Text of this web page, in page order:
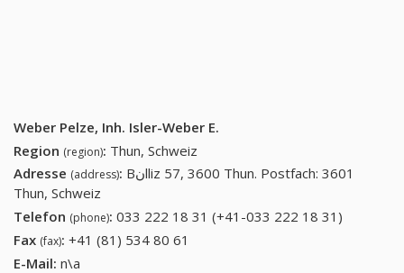
Weber Pelze, Inh. Isler-Weber E.
Region (region): Thun, Schweiz
Adresse (address): Bنlliz 57, 3600 Thun. Postfach: 3601
Thun, Schweiz
Telefon (phone): 033 222 18 31 (+41-033 222 18 31)
Fax (fax): +41 (81) 534 80 61
E-Mail: n\a